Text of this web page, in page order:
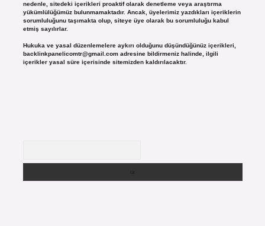
nedenle, sitedeki içerikleri proaktif olarak denetleme veya araştırma
yükümlülüğümüz bulunmamaktadır. Ancak, üyelerimiz yazdıkları içeriklerin
sorumluluğunu taşımakta olup, siteye üye olarak bu sorumluluğu kabul
etmiş sayılırlar.
Hukuka ve yasal düzenlemelere aykırı olduğunu düşündüğünüz içerikleri,
backlinkpanelicomtr@gmail.comadresine bildirmeniz halinde, ilgili
içerikler yasal süre içerisinde sitemizden kaldırılacaktır.